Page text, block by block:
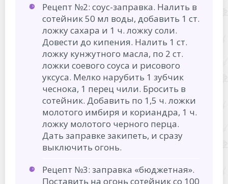
Рецепт №2: соус-заправка. Налить в
сотейник 50 мл воды, добавить 1 ст.
ложку сахара и 1 ч. ложку соли.
Довести до кипения. Налить 1 ст.
ложку кунжутного масла, по 2 ст.
ложки соевого соуса и рисового
уксуса. Мелко нарубить 1 зубчик
чеснока, 1 перец чили. Бросить в
сотейник. Добавить по 1,5 ч. ложки
молотого имбиря и кориандра, 1 ч.
ложку молотого черного перца.
Дать заправке закипеть, и сразу
выключить огонь.
Рецепт №3: заправка «бюджетная».
Поставить на огонь сотейник со 100